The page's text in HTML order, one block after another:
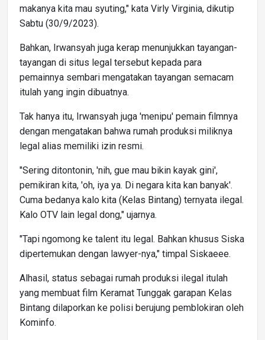
makanya kita mau syuting," kata Virly Virginia, dikutip
Sabtu (30/9/2023).
Bahkan, Irwansyah juga kerap menunjukkan tayangan-
tayangan di situs legal tersebut kepada para
pemainnya sembari mengatakan tayangan semacam
itulah yang ingin dibuatnya.
Tak hanya itu, Irwansyah juga 'menipu' pemain filmnya
dengan mengatakan bahwa rumah produksi miliknya
legal alias memiliki izin resmi.
"Sering ditontonin, 'nih, gue mau bikin kayak gini',
pemikiran kita, 'oh, iya ya. Di negara kita kan banyak'.
Cuma bedanya kalo kita (Kelas Bintang) ternyata ilegal.
Kalo OTV lain legal dong," ujarnya.
"Tapi ngomong ke talent itu legal. Bahkan khusus Siska
dipertemukan dengan lawyer-nya," timpal Siskaeee.
Alhasil, status sebagai rumah produksi ilegal itulah
yang membuat film Keramat Tunggak garapan Kelas
Bintang dilaporkan ke polisi berujung pemblokiran oleh
Kominfo.